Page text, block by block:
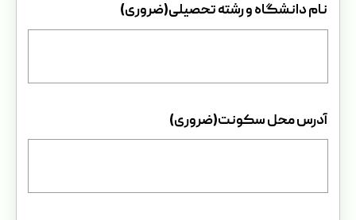
نام دانشگاه و رشته تحصیلی(ضروری)
آدرس محل سکونت(ضروری)